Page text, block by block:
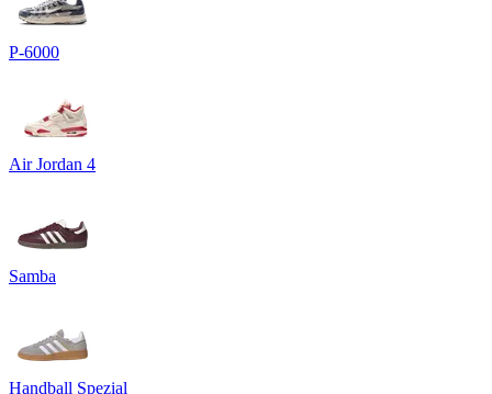
P-6000
Air Jordan 4
Samba
Handball Spezial